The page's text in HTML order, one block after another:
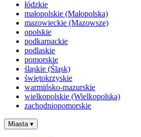
łódzkie
małopolskie (Małopolska)
mazowieckie (Mazowsze)
opolskie
podkarpackie
podlaskie
pomorskie
śląskie (Śląsk)
świętokrzyskie
warmińsko-mazurskie
wielkopolskie (Wielkopolska)
zachodniopomorskie
Miasta ▾